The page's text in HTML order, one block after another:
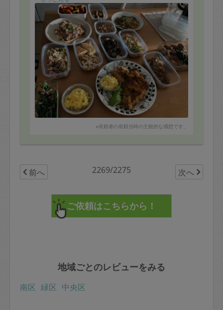
ら楽しみにいただきたいと思います。
どうもありがとうございました。
※依頼者の依頼当時の主観的な感想です。
前へ 2269/2275 次へ
地域ごとのレビューをみる
南区 緑区 中央区